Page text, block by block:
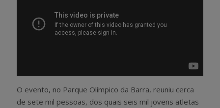
O evento, no Parque Olímpico da Barra, reuniu cerca
de sete mil pessoas, dos quais seis mil jovens atletas